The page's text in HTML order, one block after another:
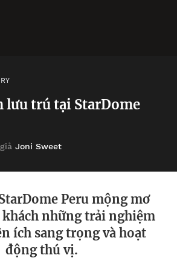
lưu trú tại StarDome
Joni Sweet
Peru mộng mơ
khách những trải nghiệm
ích sang trọng và hoạt
động thú vị.